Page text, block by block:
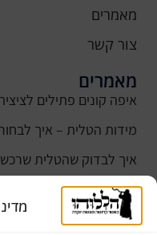
מאמרים
צור קשר
מאמרים
איפה קונים פתילים
מידות הטלית – איך
איך לבדוק שהטלית שרכשתם באמת
למה נהוג לקנות טלית
כמה עולה טלית לחתן